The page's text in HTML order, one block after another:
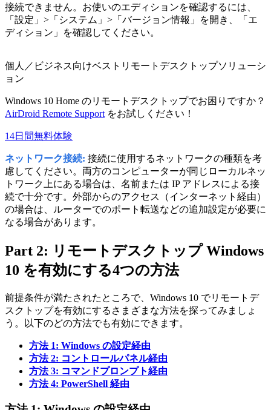
接続できません。お使いのエディションを確認するには、
「設定」>「システム」>「バージョン情報」を開き、「エ
ディション」を確認してください。
個人／ビジネス向けベストリモートデスクトップソリューシ
ョン
Windows 10 Home のリモートデスクトップでお困りですか？
AirDroid Remote Support をお試しください！
14日間無料体験
ネットワーク接続: 接続に使用するネットワークの種類を考
慮してください。両方のコンピューターが同じローカルネッ
トワーク上にある場合は、名前または IP アドレスによる接
続で十分です。外部からのアクセス（インターネット経由）
の場合は、ルーターでのポート転送などの追加設定が必要に
なる場合があります。
Part 2: リモートデスクトップ Windows
10 を有効にする4つの方法
前提条件が満たされたところで、Windows 10 でリモートデ
スクトップを有効にするさまざまな方法を探ってみましょ
う。以下のどの方法でも有効にできます。
方法 1: Windows の設定経由
方法 2: コントロールパネル経由
方法 3: コマンドプロンプト経由
方法 4: PowerShell 経由